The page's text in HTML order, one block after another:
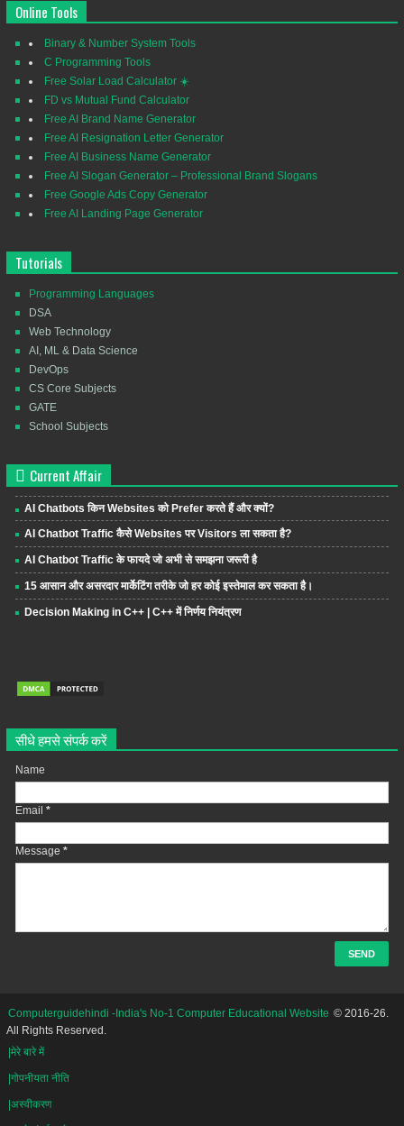
Online Tools
Binary & Number System Tools
C Programming Tools
Free Solar Load Calculator ☀️
FD vs Mutual Fund Calculator
Free AI Brand Name Generator
Free AI Resignation Letter Generator
Free AI Business Name Generator
Free AI Slogan Generator – Professional Brand Slogans
Free Google Ads Copy Generator
Free AI Landing Page Generator
Tutorials
Programming Languages
DSA
Web Technology
AI, ML & Data Science
DevOps
CS Core Subjects
GATE
School Subjects
Current Affair
AI Chatbots किन Websites को Prefer करते हैं और क्यों?
AI Chatbot Traffic कैसे Websites पर Visitors ला सकता है?
AI Chatbot Traffic के फायदे जो अभी से समझना जरूरी है
15 आसान और असरदार मार्केटिंग तरीके जो हर कोई इस्तेमाल कर सकता है।
Decision Making in C++ | C++ में निर्णय नियंत्रण
सीधे हमसे संपर्क करें
Name
Email *
Message *
Computerguidehindi -India's No-1 Computer Educational Website © 2016-26.
All Rights Reserved.
|मेरे बारे में
|गोपनीयता नीति
|अस्वीकरण